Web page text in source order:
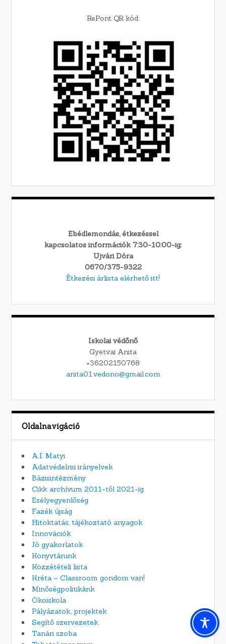
RePont QR kód:
Ebédlemondás, étkezéssel
kapcsolatos információk 7:30-10:00-ig:
Ujvári Dóra
0670/375-9322
Étkezési árlista elérhető itt!
Iskolai védőnő
Gyetvai Anita
+36202150768
anita01.vedono@gmail.com
Oldalnavigáció
A.I. Matyi
Adatvédelmi irányelvek
Bázisintézmény
Cikk archívum 2011-től 2021-ig
Esélyegyenlőség
Fazék újság
Hitoktatás, tájékoztató anyagok
Innovációk
Jó gyakorlatok
Könyvtárunk
Közzétételi lista
Kréta – Classroom gondom van!
Minőségpolitikánk
Ökoiskola
Pályázatok, projektek
Segítő szervezetek
Tanári szoba